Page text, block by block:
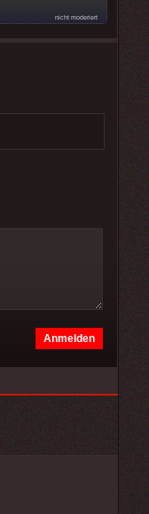
nicht moderiert